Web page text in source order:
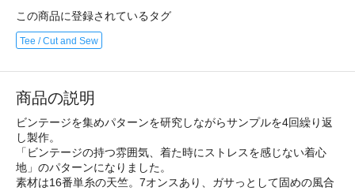
この商品に登録されているタグ
Tee / Cut and Sew
商品の説明
ビンテージを集めパターンを研究しながらサンプルを4回繰り返
し製作。
「ビンテージの持つ雰囲気、着た時にストレスを感じない着心
地」のパターンになりました。
素材は16番単糸の天竺。7オンスあり、ガサっとして固めの風合